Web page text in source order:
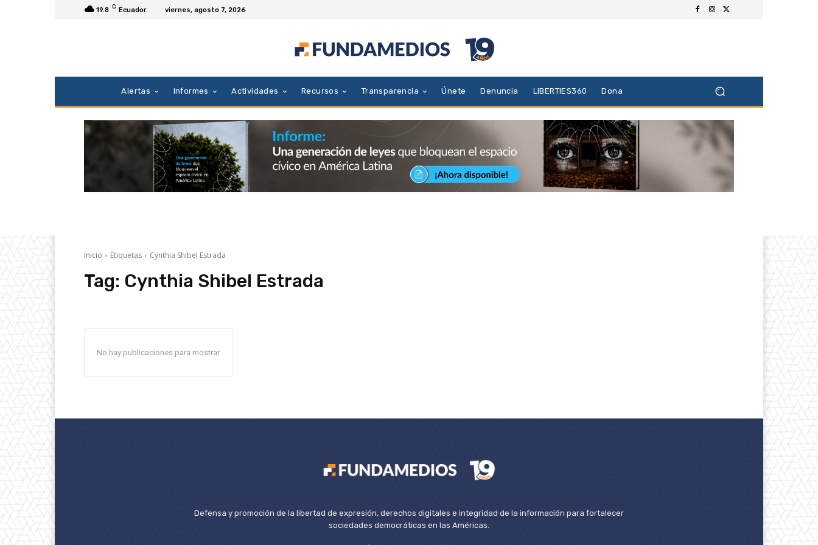
19.8 C Ecuador viernes, agosto 7, 2026
Alertas Informes Actividades Recursos Transparencia Únete Denuncia LIBERTIES360 Dona
Inicio Etiquetas Cynthia Shibel Estrada
Tag: Cynthia Shibel Estrada
No hay publicaciones para mostrar
Defensa y promoción de la libertad de expresión, derechos digitales e integridad de la información para fortalecer
sociedades democráticas en las Américas.